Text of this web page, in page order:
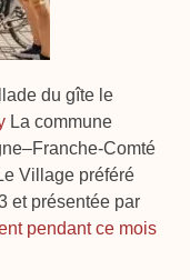
du gîte le
La commune
Comté
Village préféré
et présentée par
pendant ce mois